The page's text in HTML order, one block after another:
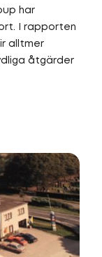
har
I rapporten
alltmer
åtgärder